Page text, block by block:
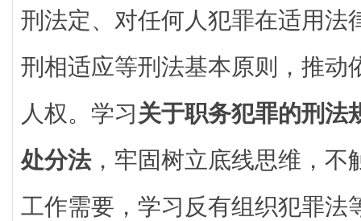
刑法定、对任何人犯罪在适用法
刑相适应等刑法基本原则，推动
人权。学习关于职务犯罪的刑法
处分法，牢固树立底线思维，不
工作需要，学习反有组织犯罪法